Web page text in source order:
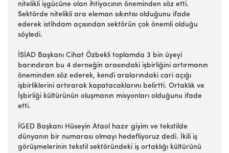
nitelikli işgücüne olan ihtiyacının öneminden söz etti.
Sektörde nitelikli ara eleman sıkıntısı olduğunu ifade
ederek istihdam açısından sektörün çok önemli olduğu
söyledi.
İSİAD Başkanı Cihat Özbekli toplamda 3 bin üyeyi
barındıran bu 4 derneğin arasındaki işbirliğini artırmanın
öneminden söz ederek, kendi aralarındaki cari açığı
işbirliklerini artırarak kapatacaklarını belirtti. Ortaklık ve
İşbirliği kültürünün oluşmanın misyonları olduğunu ifade
etti.
İGED Başkanı Hüseyin Ataol hazır giyim ve tekstilde
dünyanın bir numarası olmayı hedefliyoruz dedi. İkili iş
görüşmelerinin tekstil sektöründeki iş ortaklığı kültürünü